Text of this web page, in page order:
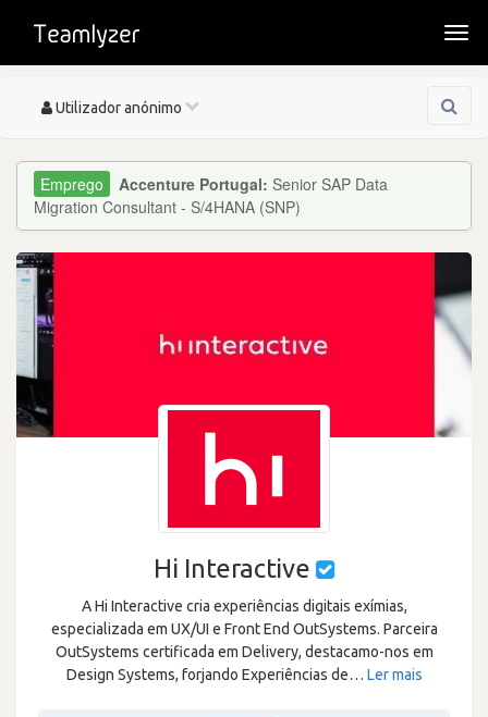
Toggle
Utilizador anónimo
Accenture Portugal: Senior SAP Data
Migration Consultant - S/4HANA (SNP)
Hi Interactive
A Hi Interactive cria experiências digitais exímias,
especializada em UX/UI e Front End OutSystems. Parceira
OutSystems certificada em Delivery, destacamo-nos em
Design Systems, forjando Experiências de… Ler mais